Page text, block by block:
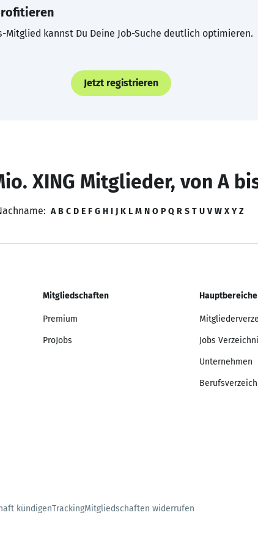
Mitglied kannst Du Deine Job-Suche deutlich optimieren.
Jetzt registrieren
XING Mitglieder, von A
A B C D E F G H I J K L M N O P Q R S T U V W X Y Z
Mitgliedschaften
Premium
ProJobs
Hauptbereiche
Jobs
Unternehmen
kündigenTrackingMitgliedschaften widerrufen